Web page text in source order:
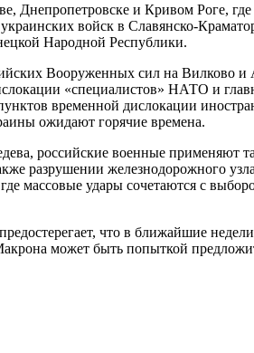
Днепропетровске и Кривом Роге,
войск в Славянско-
Народной Республики.
Вооруженных сил на Вилково
«специалистов» НАТО и
временной дислокации
ожидают горячие времена.
российские военные
разрушении железнодорожного
массовые удары сочетаются с
что в ближайшие
может быть попыткой